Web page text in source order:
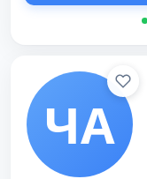
ЧА